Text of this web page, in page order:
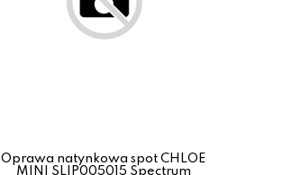
Oprawa natynkowa spot CHLOE
MINI SLIP005015 Spectrum